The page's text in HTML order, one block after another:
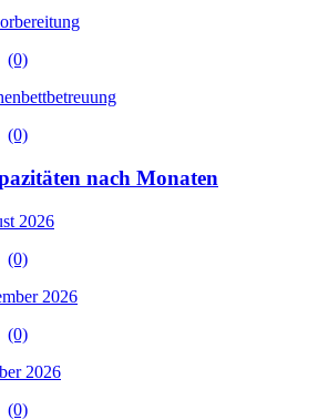
(0)
(0)
nach Monaten
2026
(0)
2026
(0)
2026
(0)